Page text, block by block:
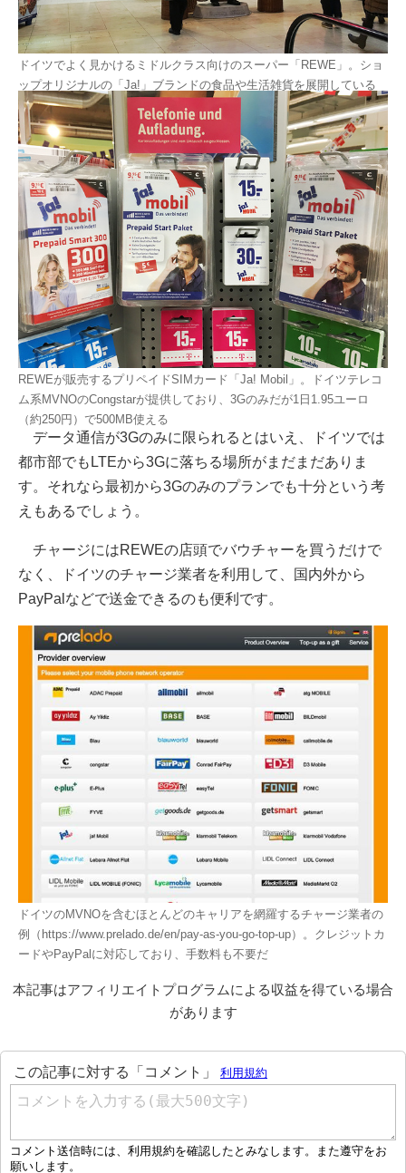
ドイツでよく見かけるミドルクラス向けのスーパー「REWE」。ショ
ップオリジナルの「Ja!」ブランドの食品や生活雑貨を展開している
REWEが販売するプリペイドSIMカード「Ja! Mobil」。ドイツテレコ
ム系MVNOのCongstarが提供しており、3Gのみだが1日1.95ユーロ
（約250円）で500MB使える
データ通信が3Gのみに限られるとはいえ、ドイツでは
都市部でもLTEから3Gに落ちる場所がまだまだありま
す。それなら最初から3Gのみのプランでも十分という考
えもあるでしょう。
チャージにはREWEの店頭でバウチャーを買うだけで
なく、ドイツのチャージ業者を利用して、国内外から
PayPalなどで送金できるのも便利です。
ドイツのMVNOを含むほとんどのキャリアを網羅するチャージ業者の
例（https://www.prelado.de/en/pay-as-you-go-top-up）。クレジットカ
ードやPayPalに対応しており、手数料も不要だ
本記事はアフィリエイトプログラムによる収益を得ている場合
があります